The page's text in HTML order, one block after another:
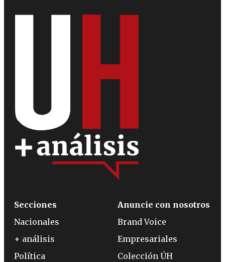
Secciones
Nacionales
+ análisis
Política
Anuncie con nosotros
Brand Voice
Empresariales
Colección ÚH